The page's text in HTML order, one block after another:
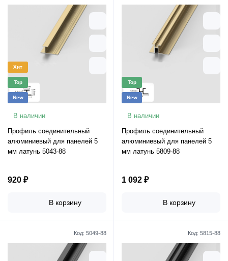
Хит
Top
New
В наличии
Профиль соединительный
алюминиевый для панелей 5
мм латунь 5043-88
920 ₽
В корзину
Top
New
В наличии
Профиль соединительный
алюминиевый для панелей 5
мм латунь 5809-88
1 092 ₽
В корзину
Код: 5049-88 Код: 5815-88